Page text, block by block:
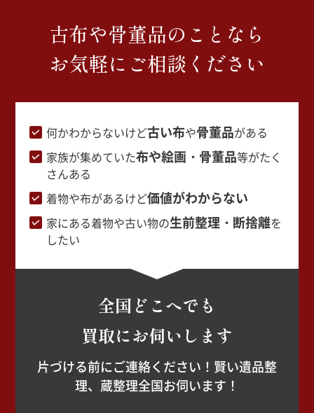
古布や骨董品のことなら
お気軽にご相談ください
何かわからないけど古い布や骨董品がある
家族が集めていた布や絵画・骨董品等がたく
さんある
着物や布があるけど価値がわからない
家にある着物や古い物の生前整理・断捨離を
したい
全国どこへでも
買取にお伺いします
片づける前にご連絡ください！賢い遺品整
理、蔵整理全国お伺います！